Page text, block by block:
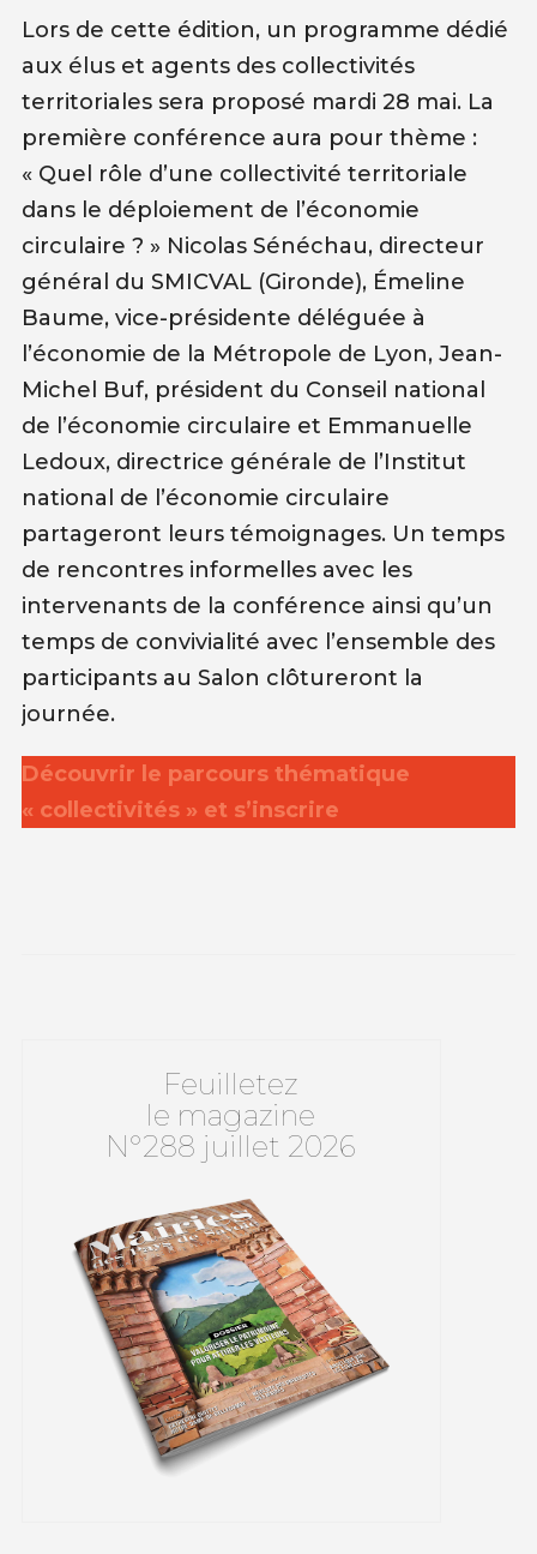
Lors de cette édition, un programme dédié
aux élus et agents des collectivités
territoriales sera proposé mardi 28 mai. La
première conférence aura pour thème :
« Quel rôle d’une collectivité territoriale
dans le déploiement de l’économie
circulaire ? » Nicolas Sénéchau, directeur
général du SMICVAL (Gironde), Émeline
Baume, vice-présidente déléguée à
l’économie de la Métropole de Lyon, Jean-
Michel Buf, président du Conseil national
de l’économie circulaire et Emmanuelle
Ledoux, directrice générale de l’Institut
national de l’économie circulaire
partageront leurs témoignages. Un temps
de rencontres informelles avec les
intervenants de la conférence ainsi qu’un
temps de convivialité avec l’ensemble des
participants au Salon clôtureront la
journée.
Découvrir le parcours thématique
« collectivités » et s’inscrire
Feuilletez
le magazine
N°288 juillet 2026